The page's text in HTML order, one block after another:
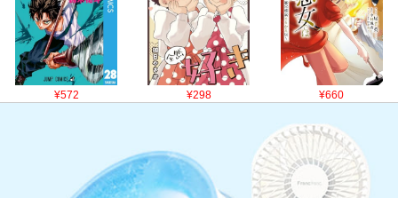
¥572 ¥298 ¥660